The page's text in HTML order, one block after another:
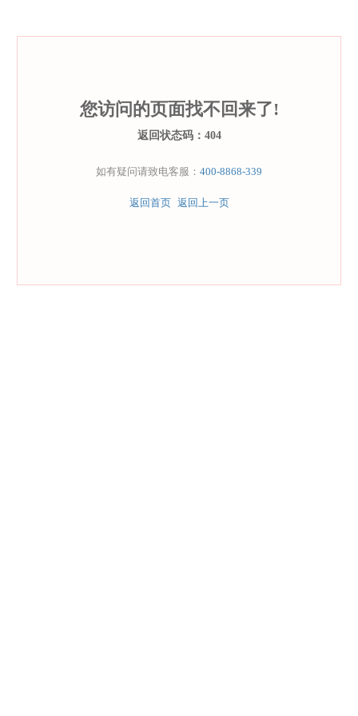
您访问的页面找不回来了!
返回状态码：404
如有疑问请致电客服： 400-8868-339
返回首页 返回上一页